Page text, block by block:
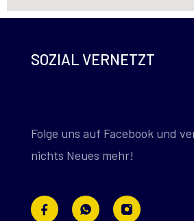
SOZIAL VERNETZT
Folge uns auf Facebook und
nichts Neues mehr!